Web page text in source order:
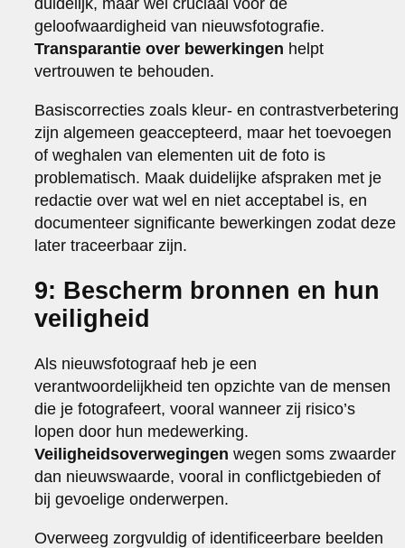
geloofwaardigheid van nieuwsfotografie.
Transparantie over bewerkingen helpt
vertrouwen te behouden.
Basiscorrecties zoals kleur- en contrastverbetering
zijn algemeen geaccepteerd, maar het toevoegen
of weghalen van elementen uit de foto is
problematisch. Maak duidelijke afspraken met je
redactie over wat wel en niet acceptabel is, en
documenteer significante bewerkingen zodat deze
later traceerbaar zijn.
9: Bescherm bronnen en hun
veiligheid
Als nieuwsfotograaf heb je een
verantwoordelijkheid ten opzichte van de mensen
die je fotografeert, vooral wanneer zij risico’s
lopen door hun medewerking.
Veiligheidsoverwegingen wegen soms zwaarder
dan nieuwswaarde, vooral in conflictgebieden of
bij gevoelige onderwerpen.
Overweeg zorgvuldig of identificeerbare beelden